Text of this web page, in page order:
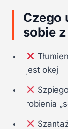
Czego
sobie
jest okej
robienia